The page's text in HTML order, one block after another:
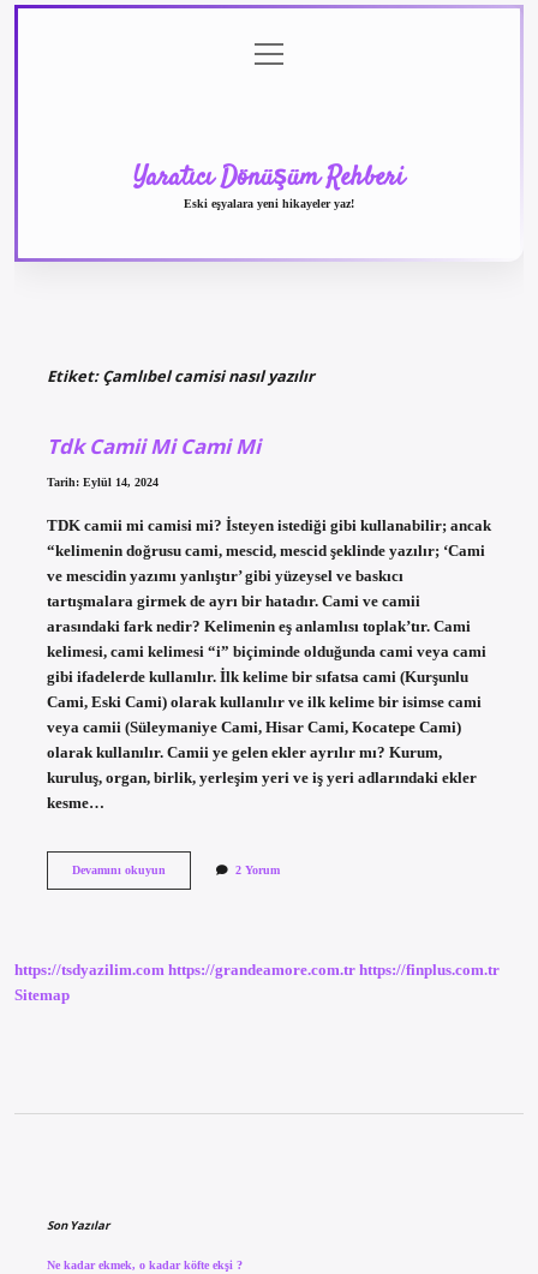
menüyü
aç
Yaratıcı Dönüşüm Rehberi
Eski eşyalara yeni hikayeler yaz!
Etiket:Çamlıbel camisi nasıl yazılır
Tdk Camii Mi Cami Mi
Tarih: Eylül 14, 2024
TDK camii mi camisi mi? İsteyen istediği gibi kullanabilir; ancak
“kelimenin doğrusu cami, mescid, mescid şeklinde yazılır; ‘Cami
ve mescidin yazımı yanlıştır’ gibi yüzeysel ve baskıcı
tartışmalara girmek de ayrı bir hatadır. Cami ve camii
arasındaki fark nedir? Kelimenin eş anlamlısı toplak’tır. Cami
kelimesi, cami kelimesi “i” biçiminde olduğunda cami veya cami
gibi ifadelerde kullanılır. İlk kelime bir sıfatsa cami (Kurşunlu
Cami, Eski Cami) olarak kullanılır ve ilk kelime bir isimse cami
veya camii (Süleymaniye Cami, Hisar Cami, Kocatepe Cami)
olarak kullanılır. Camii ye gelen ekler ayrılır mı? Kurum,
kuruluş, organ, birlik, yerleşim yeri ve iş yeri adlarındaki ekler
kesme…
Devamını okuyunTdk
2 Yorum
https://tsdyazilim.com https://grandeamore.com.tr https://finplus.com.tr
Sitemap
Son Yazılar
Ne kadar ekmek, o kadar köfte ekşi ?